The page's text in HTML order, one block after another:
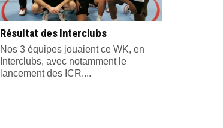
Résultat des Interclubs
Nos 3 équipes jouaient ce WK, en
Interclubs, avec notamment le
lancement des ICR....